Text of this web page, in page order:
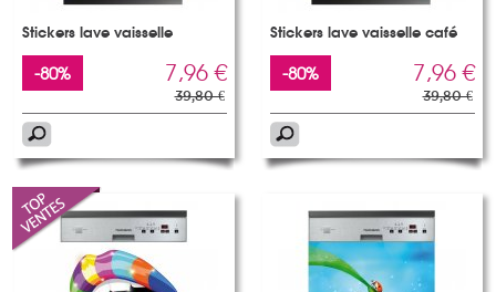
Stickers lave vaisselle
-80% 7,96 €
39,80 €
Stickers lave vaisselle café
-80% 7,96 €
39,80 €